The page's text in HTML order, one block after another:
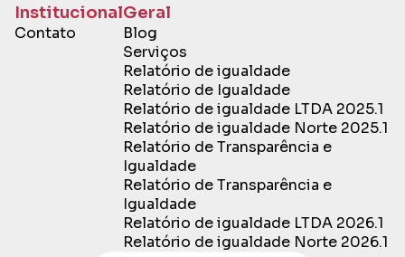
Institucional
Contato
Geral
Blog
Serviços
Relatório de igualdade
Relatório de Igualdade
Relatório de igualdade LTDA 2025.1
Relatório de igualdade Norte 2025.1
Relatório de Transparência e
Igualdade
Relatório de Transparência e
Igualdade
Relatório de igualdade LTDA 2026.1
Relatório de igualdade Norte 2026.1